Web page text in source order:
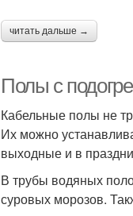
читать дальше →
Полы с
Кабельные полы не
Их можно
выходные и в
В трубы водяных
суровых морозов.